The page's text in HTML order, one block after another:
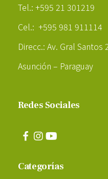
Tel.: +595 21 301219
Cel.: +595 981 911114
Direcc.: Av. Gral
Asunción – Paraguay
Redes Sociales
Categorías